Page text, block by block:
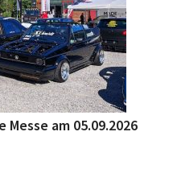
am 05.09.2026